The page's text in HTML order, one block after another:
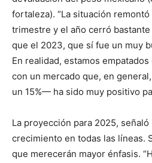
fortaleza). “La situación
trimestre y el año cerró
que el 2023, que sí fue un muy
En realidad, estamos
con un mercado que, en
un 15%— ha sido muy positivo
La proyección para 2025, señaló
crecimiento en todas las líneas.
que merecerán mayor énfasis.